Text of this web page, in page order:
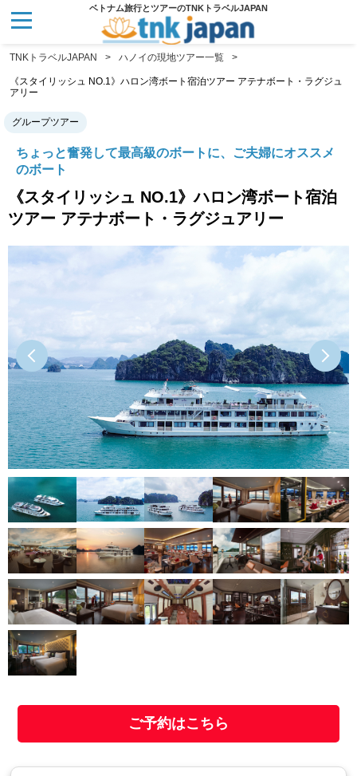
ベトナム旅行とツアーのTNKトラベルJAPAN
TNKトラベルJAPAN ハノイの現地ツアー一覧
《スタイリッシュ NO.1》ハロン湾ボート宿泊ツアー アテナボート・ラグジュ
アリー
グループツアー
ちょっと奮発して最高級のボートに、ご夫婦にオススメ
のボート
《スタイリッシュ NO.1》ハロン湾ボート宿泊
ツアー アテナボート・ラグジュアリー
ご予約はこちら